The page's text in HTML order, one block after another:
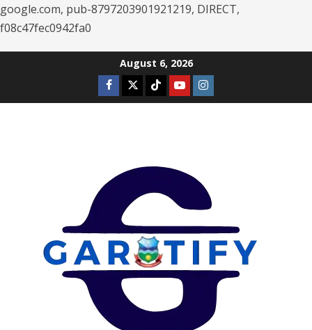
google.com, pub-8797203901921219, DIRECT,
f08c47fec0942fa0
August 6, 2026
Facebook
TwitterTiktokYoutubeInstagram